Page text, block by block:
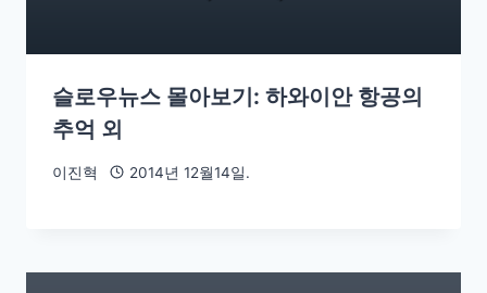
슬로우뉴스 몰아보기: 하와이안 항공의
추억 외
이진혁 2014년 12월14일.